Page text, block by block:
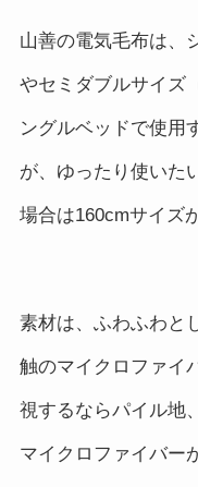
山善の電気毛布は、
やセミダブルサイズ
ングルベッドで使用
が、ゆったり使いた
場合は160cmサイズ
素材は、ふわふわと
触のマイクロファイ
視するならパイル地
マイクロファイバー